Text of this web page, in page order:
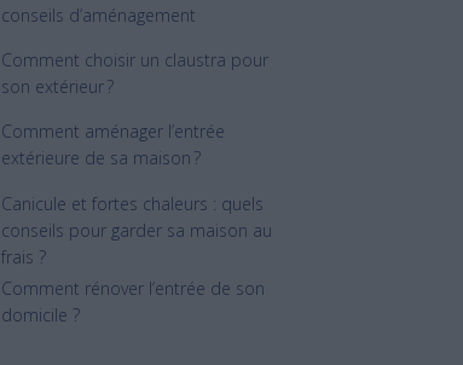
conseils d’aménagement
Comment choisir un claustra pour
son extérieur ?
Comment aménager l’entrée
extérieure de sa maison ?
Canicule et fortes chaleurs : quels
conseils pour garder sa maison au
frais ?
Comment rénover l’entrée de son
domicile ?